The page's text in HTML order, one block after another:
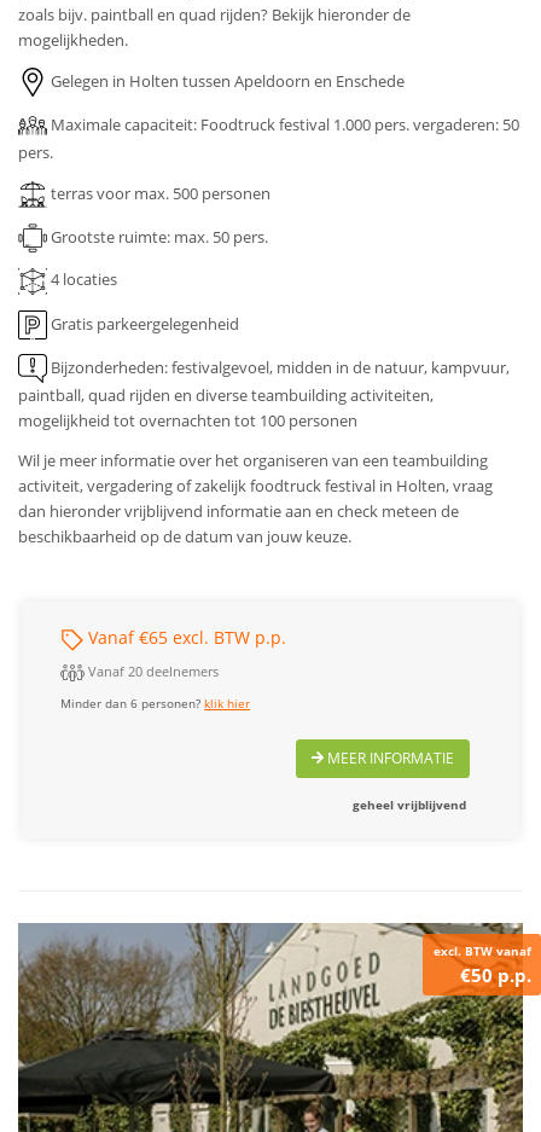
zoals bijv. paintball en quad rijden? Bekijk hieronder de
mogelijkheden.
Gelegen in Holten tussen Apeldoorn en Enschede
Maximale capaciteit: Foodtruck festival 1.000 pers. vergaderen: 50
pers.
terras voor max. 500 personen
Grootste ruimte: max. 50 pers.
4 locaties
Gratis parkeergelegenheid
Bijzonderheden: festivalgevoel, midden in de natuur, kampvuur,
paintball, quad rijden en diverse teambuilding activiteiten,
mogelijkheid tot overnachten tot 100 personen
Wil je meer informatie over het organiseren van een teambuilding
activiteit, vergadering of zakelijk foodtruck festival in Holten, vraag
dan hieronder vrijblijvend informatie aan en check meteen de
beschikbaarheid op de datum van jouw keuze.
Vanaf €65 excl. BTW p.p.
Vanaf 20 deelnemers
Minder dan 6 personen?klik hier
MEER INFORMATIE
geheel vrijblijvend
excl. BTW vanaf
€50 p.p.